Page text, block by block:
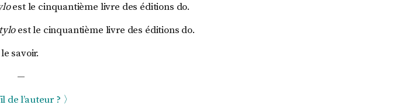
est le cinquantième livre des éditions do.
est le cinquantième livre des éditions do.
savoir.
—
de l’auteur ? 〉